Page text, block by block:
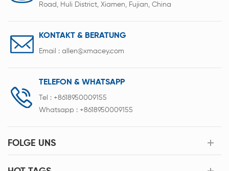
Road, Huli District, Xiamen, Fujian, China
KONTAKT & BERATUNG
Email : allen@xmacey.com
TELEFON & WHATSAPP
Tel : +8618950009155
Whatsapp : +8618950009155
FOLGE UNS